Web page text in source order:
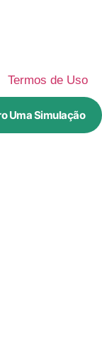
Termos de Uso
Uma Simulação